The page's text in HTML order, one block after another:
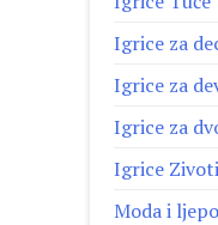
Igrice za
Igrice za
Igrice za
Igrice
Moda i